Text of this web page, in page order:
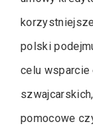
polski
celu wsparcie
pomocowe